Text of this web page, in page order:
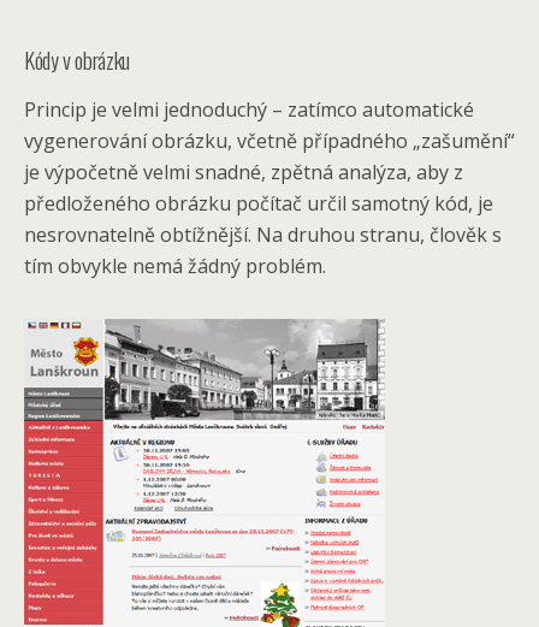
Kódy v obrázku
Princip je velmi jednoduchý – zatímco automatické
vygenerování obrázku, včetně případného „zašumění“
je výpočetně velmi snadné, zpětná analýza, aby z
předloženého obrázku počítač určil samotný kód, je
nesrovnatelně obtížnější. Na druhou stranu, člověk s
tím obvykle nemá žádný problém.